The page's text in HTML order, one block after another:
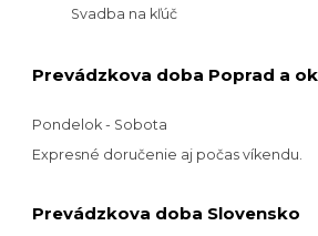
Svadba na kľúč
Prevádzkova doba Poprad a
Pondelok - Sobota
Expresné doručenie aj počas víkendu.
Prevádzkova doba Slovensko